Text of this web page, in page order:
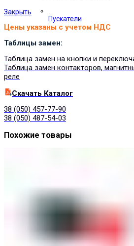
Пускатели
Закрыть
Цены указаны с учетом НДС
Таблицы замен:
Таблица замен на кнопки и
Таблица замен контакторов,
реле
Cкачать Каталог
38 (050) 457-77-90
38 (050) 487-54-03
Похожие товары